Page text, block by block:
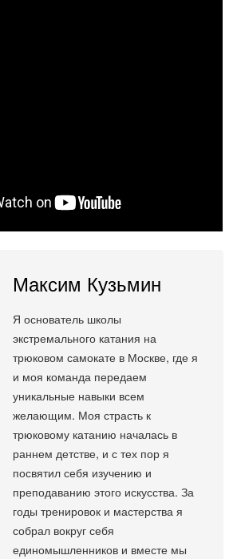
Максим Кузьмин
Я основатель школы
экстремального катания на
трюковом самокате в Москве, где я
и моя команда передаем
уникальные навыки всем
желающим. Моя страсть к
трюковому катанию началась в
раннем детстве, и с тех пор я
посвятил себя изучению и
преподаванию этого искусства. За
годы тренировок и мастерства я
собрал вокруг себя
единомышленников и вместе мы